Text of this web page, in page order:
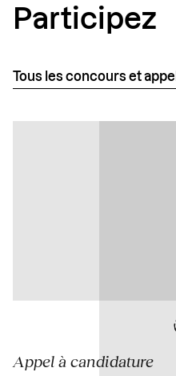
Participez
Tous les concours et
Appel à candidature